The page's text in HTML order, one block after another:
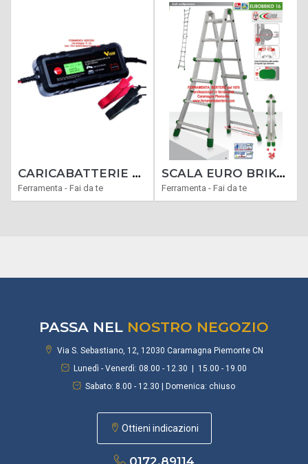
CARICABATTERIE VIGOR MANTENITORE DI CARICA ZIP 6-12 ELECTRONIC VOLT 6-12
Ferramenta - Fai da te
SCALA EURO BRIKO BK ALLUMINIO FACAL TELESCOPICA VARIE MISURE ALTEZZA
Ferramenta - Fai da te
PASSA NEL NOSTRO NEGOZIO
Via S. Sebastiano, 12, 12030 Caramagna Piemonte CN
Lunedì - Venerdì: 08.00 - 12.30 | 15.00 - 19.00
Sabato: 8.00 - 12.30 | Domenica: chiuso
Ottieni indicazioni
0172.89114